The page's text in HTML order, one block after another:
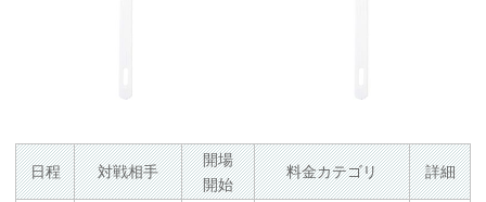
日程 対戦相手
開場
開始
料金カテゴリ
詳細